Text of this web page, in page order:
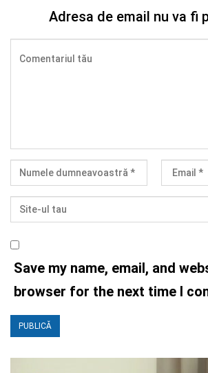
Adresa de email nu va fi
Save my name, email, and
browser for the next time I